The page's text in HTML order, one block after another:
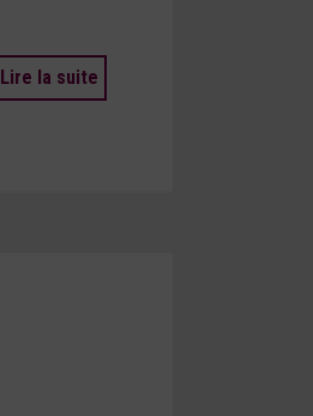
Lire la suite